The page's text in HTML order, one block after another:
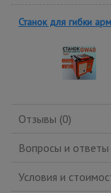
Станок для гибки
Отзывы (0)
Вопросы и ответы
Условия и